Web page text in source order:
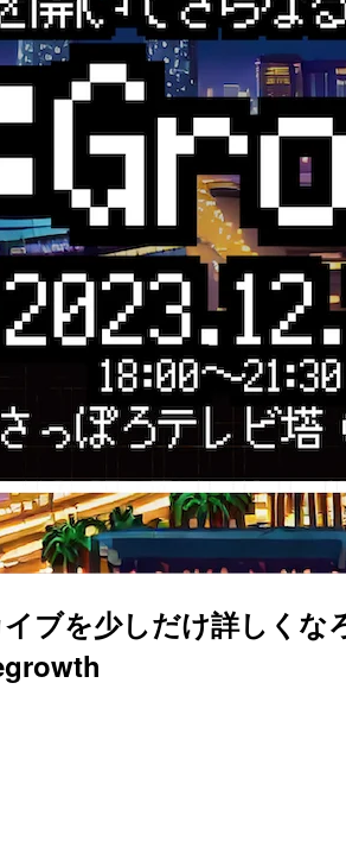
ブを少しだけ詳しく